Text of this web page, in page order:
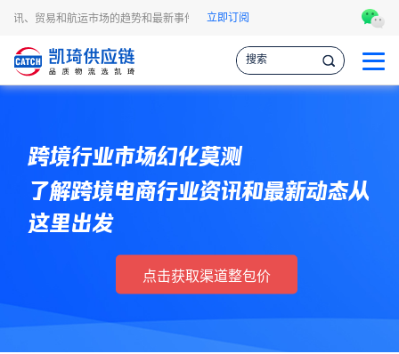
、贸易和航运市场的趋势和最新事件，让您掌握各种情报，作出更明智的供应链
立即订阅
跨境行业市场幻化莫测
了解跨境电商行业资讯和最新动态从
这里出发
点击获取渠道整包价